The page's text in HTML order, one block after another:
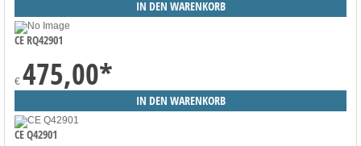
CE RQ42901
€ 475,00*
CE Q42901